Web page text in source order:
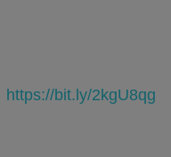
https://bit.ly/2kgU8qg